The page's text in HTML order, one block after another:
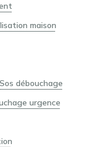
maison
Sos débouchage
urgence